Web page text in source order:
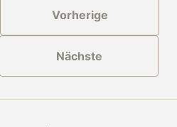
Vorherige
Nächste